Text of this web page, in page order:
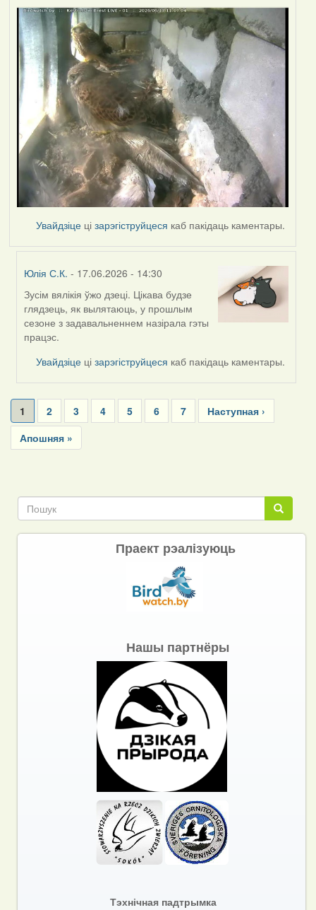
Увайдзіце цізарэгіструйцеся каб пакідаць каментары.
Юлія С.К. - 17.06.2026 - 14:30
In
reply
to
by
Harrier
Зусім вялікія ўжо дзеці. Цікава будзе
глядзець, як вылятаюць, у прошлым
сезоне з задавальненнем назірала гэты
працэс.
Увайдзіце цізарэгіструйцеся каб пакідаць каментары.
Pagination
Current
page
1 Page
2 Page
3 Page
4 Page
5 Page
6 Page
7
Next
page
Наступная ›
Last
page
Апошняя »
Пошук
Пошук
Праект рэалізуюць
Нашы партнёры
Тэхнічная падтрымка